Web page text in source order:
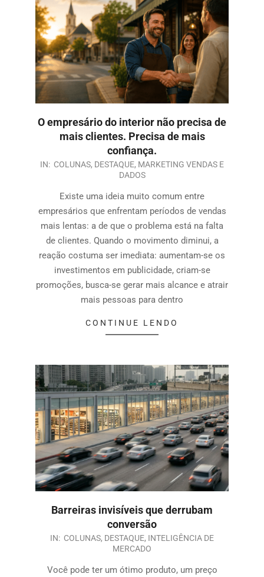
O empresário do interior não precisa de
mais clientes. Precisa de mais
confiança.
IN: COLUNAS, DESTAQUE, MARKETING VENDAS E
DADOS
Existe uma ideia muito comum entre
empresários que enfrentam períodos de vendas
mais lentas: a de que o problema está na falta
de clientes. Quando o movimento diminui, a
reação costuma ser imediata: aumentam-se os
investimentos em publicidade, criam-se
promoções, busca-se gerar mais alcance e atrair
mais pessoas para dentro
CONTINUE LENDO
Barreiras invisíveis que derrubam
conversão
IN: COLUNAS, DESTAQUE, INTELIGÊNCIA DE
MERCADO
Você pode ter um ótimo produto, um preço